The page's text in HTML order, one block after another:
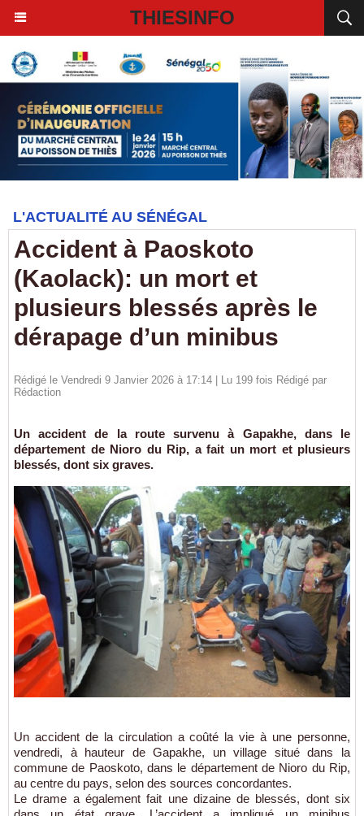
THIESINFO
L'ACTUALITÉ AU SÉNÉGAL
Accident à Paoskoto
(Kaolack): un mort et
plusieurs blessés après le
dérapage d’un minibus
Rédigé le Vendredi 9 Janvier 2026 à 17:14 | Lu 199 fois Rédigé par
Rédaction
Un accident de la route survenu à Gapakhe, dans le
département de Nioro du Rip, a fait un mort et plusieurs
blessés, dont six graves.
Un accident de la circulation a coûté la vie à une personne,
vendredi, à hauteur de Gapakhe, un village situé dans la
commune de Paoskoto, dans le département de Nioro du Rip,
au centre du pays, selon des sources concordantes.
Le drame a également fait une dizaine de blessés, dont six